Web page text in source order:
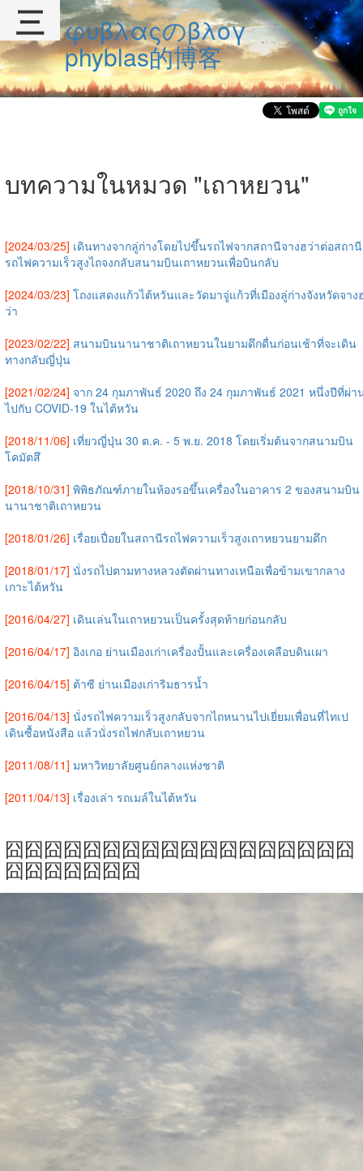
φυβλαςのβλογ
phyblas的博客
บทความในหมวด "เถาหยวน"
[2024/03/25] เดินทางจากลู่ก่างโดยไปขึ้นรถไฟจากสถานีจางฮว่าต่อสถานี
รถไฟความเร็วสูงไถจงกลับสนามบินเถาหยวนเพื่อบินกลับ
[2024/03/23] โถงแสดงแก้วไต้หวันและวัดมาจู่แก้วที่เมืองลู่ก่างจังหวัดจาง
ว่า
[2023/02/22] สนามบินนานาชาติเถาหยวนในยามดึกดื่นก่อนเช้าที่จะเดิน
ทางกลับญี่ปุ่น
[2021/02/24] จาก 24 กุมภาพันธ์ 2020 ถึง 24 กุมภาพันธ์ 2021 หนึ่งปีที่ผ่า
ไปกับ COVID-19 ในไต้หวัน
[2018/11/06] เที่ยวญี่ปุ่น 30 ต.ค. - 5 พ.ย. 2018 โดยเริ่มต้นจากสนามบิน
โคมัตสึ
[2018/10/31] พิพิธภัณฑ์ภายในห้องรอขึ้นเครื่องในอาคาร 2 ของสนามบิน
นานาชาติเถาหยวน
[2018/01/26] เรื่อยเปื่อยในสถานีรถไฟความเร็วสูงเถาหยวนยามดึก
[2018/01/17] นั่งรถไปตามทางหลวงตัดผ่านทางเหนือเพื่อข้ามเขากลาง
เกาะไต้หวัน
[2016/04/27] เดินเล่นในเถาหยวนเป็นครั้งสุดท้ายก่อนกลับ
[2016/04/17] อิงเกอ ย่านเมืองเก่าเครื่องปั้นและเครื่องเคลือบดินเผา
[2016/04/15] ต้าซี ย่านเมืองเก่าริมธารน้ำ
[2016/04/13] นั่งรถไฟความเร็วสูงกลับจากไถหนานไปเยี่ยมเพื่อนที่ไทเป
เดินซื้อหนังสือ แล้วนั่งรถไฟกลับเถาหยวน
[2011/08/11] มหาวิทยาลัยศูนย์กลางแห่งชาติ
[2011/04/13] เรื่องเล่า รถเมล์ในไต้หวัน
囧囧囧囧囧囧囧囧囧囧囧囧囧囧囧囧囧囧
囧囧囧囧囧囧囧
三